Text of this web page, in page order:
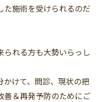
た施術を受けられるのだ
られる方も大勢いらっし
かけて、問診、現状の把
善＆再発予防のためにご